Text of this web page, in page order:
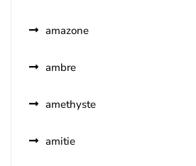
amazone
ambre
amethyste
amitie